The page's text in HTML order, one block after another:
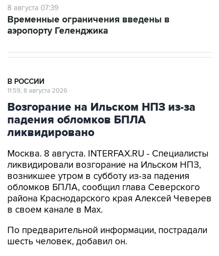
8 августа 07:39
Временные ограничения введены в
аэропорту Геленджика
В РОССИИ
11:59, 8 августа 2026
Возгорание на Ильском НПЗ из-за
падения обломков БПЛА
ликвидировано
Москва. 8 августа. INTERFAX.RU - Специалисты
ликвидировали возгорание на Ильском НПЗ,
возникшее утром в субботу из-за падения
обломков БПЛА, сообщил глава Северского
района Краснодарского края Алексей Чеверев
в своем канале в Max.
По предварительной информации, пострадали
шесть человек, добавил он.